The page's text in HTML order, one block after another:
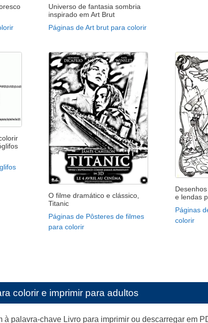
Universo de fantasia sombria
inspirado em Art Brut
Páginas de Art brut para colorir
O filme dramático e clássico,
Titanic
Páginas de Pôsteres de filmes
para colorir
e lendas
Páginas
colorir
colorir e imprimir para adultos
palavra-chave Livro para imprimir ou descarregar em